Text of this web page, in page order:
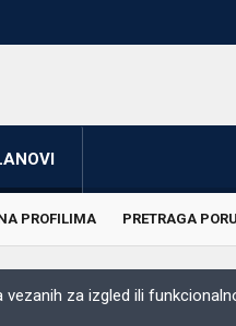
PROFILIMA PRETRAGA
za izgled ili